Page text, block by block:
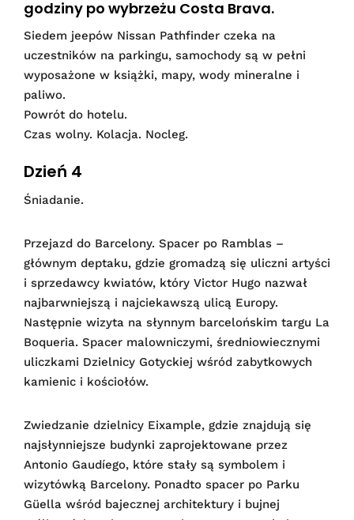
godziny po wybrzeżu Costa Brava.
Siedem jeepów Nissan Pathfinder czeka na
uczestników na parkingu, samochody są w pełni
wyposażone w książki, mapy, wody mineralne i
paliwo.
Powrót do hotelu.
Czas wolny. Kolacja. Nocleg.
Dzień 4
Śniadanie.
Przejazd do Barcelony. Spacer po Ramblas –
głównym deptaku, gdzie gromadzą się uliczni artyści
i sprzedawcy kwiatów, który Victor Hugo nazwał
najbarwniejszą i najciekawszą ulicą Europy.
Następnie wizyta na słynnym barcelońskim targu La
Boqueria. Spacer malowniczymi, średniowiecznymi
uliczkami Dzielnicy Gotyckiej wśród zabytkowych
kamienic i kościołów.
Zwiedzanie dzielnicy Eixample, gdzie znajdują się
najsłynniejsze budynki zaprojektowane przez
Antonio Gaudíego, które stały są symbolem i
wizytówką Barcelony. Ponadto spacer po Parku
Güella wśród bajecznej architektury i bujnej